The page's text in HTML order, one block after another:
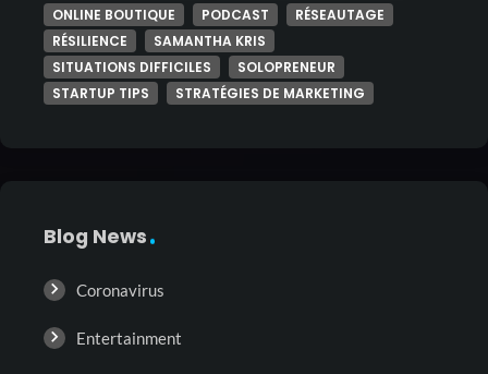
ONLINE BOUTIQUE
PODCAST
RÉSEAUTAGE
RÉSILIENCE
SAMANTHA KRIS
SITUATIONS DIFFICILES
SOLOPRENEUR
STARTUP TIPS
STRATÉGIES DE MARKETING
Blog News
Coronavirus
Entertainment